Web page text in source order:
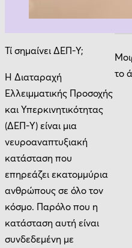
Τί σημαίνει ΔΕΠ-Υ;
Η Διαταραχή
Ελλειμματικής Προσοχής
και Υπερκινητικότητας
(ΔΕΠ-Υ) είναι μια
νευροαναπτυξιακή
κατάσταση που
επηρεάζει εκατομμύρια
ανθρώπους σε όλο τον
κόσμο. Παρόλο που η
κατάσταση αυτή είναι
συνδεδεμένη με
το